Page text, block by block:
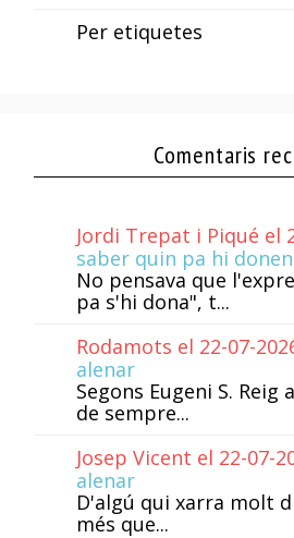
Per etiquetes
Comentaris
Jordi Trepat i Piqué el
saber quin pa hi donen
No pensava que
pa s'hi dona", t...
Rodamots el 22-07-
alenar
Segons Eugeni S. Reig
de sempre...
Josep Vicent el 22-07-
alenar
D'algú qui xarra molt
més que...